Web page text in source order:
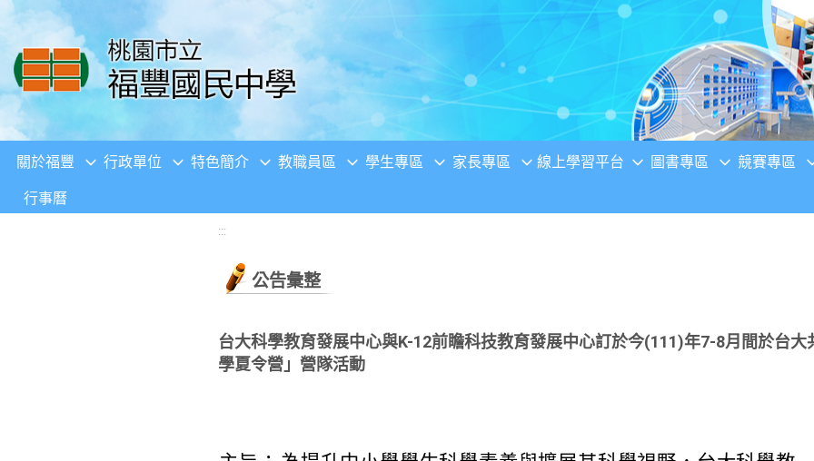
移至網頁之主要內容區位置
關於福豐 行政單位 特色簡介 教職員區 學生專區 家長專區 線上學習平台 圖書專區 競賽專區
行事曆
:::
公告彙整
台大科學教育發展中心與K-12前瞻科技教育發展中心訂於今(111)年7-8月間於台
學夏令營」營隊活動